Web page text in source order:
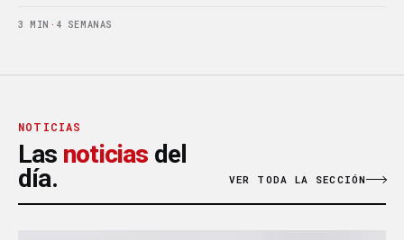
3 MIN · 4 SEMANAS
NOTICIAS
Las noticias del
día.
VER TODA LA SECCIÓN